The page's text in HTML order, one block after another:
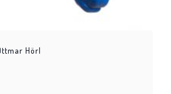
Hörl